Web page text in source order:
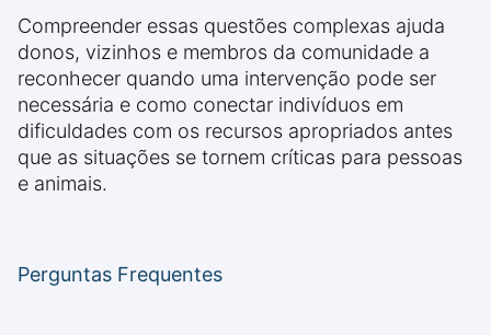
Compreender essas questões complexas ajuda
donos, vizinhos e membros da comunidade a
reconhecer quando uma intervenção pode ser
necessária e como conectar indivíduos em
dificuldades com os recursos apropriados antes
que as situações se tornem críticas para pessoas
e animais.
Perguntas Frequentes